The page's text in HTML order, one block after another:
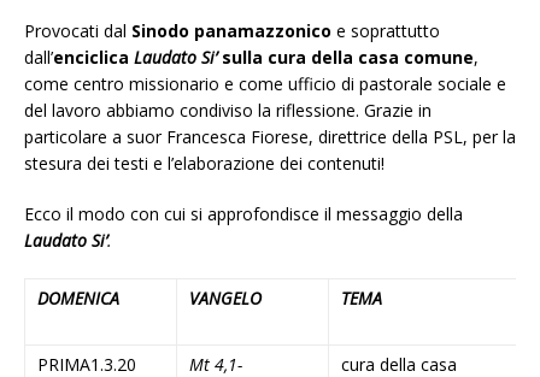
Provocati dal Sinodo panamazzonico e soprattutto
dall’enciclica Laudato Si’ sulla cura della casa comune,
come centro missionario e come ufficio di pastorale sociale e
del lavoro abbiamo condiviso la riflessione. Grazie in
particolare a suor Francesca Fiorese, direttrice della PSL, per la
stesura dei testi e l’elaborazione dei contenuti!
Ecco il modo con cui si approfondisce il messaggio della
Laudato Si’.
DOMENICA VANGELO TEMA
PRIMA1.3.20
Mt 4,1-
cura della casa